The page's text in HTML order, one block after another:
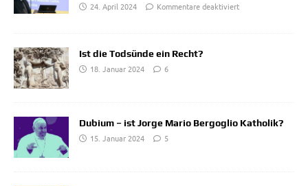
24. April 2024
Kommentare deaktiviert
Ist die Todsünde ein Recht?
18. Januar 2024
6
Dubium – ist Jorge Mario Bergoglio Katholik?
15. Januar 2024
5